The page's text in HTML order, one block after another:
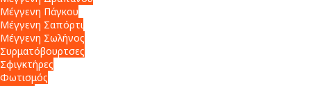
Μέγγενη Πάγκου
Μέγγενη Σαπόρτι
Μέγγενη Σωλήνος
Συρματόβουρτσες
Σφιγκτήρες
Φωτισμός